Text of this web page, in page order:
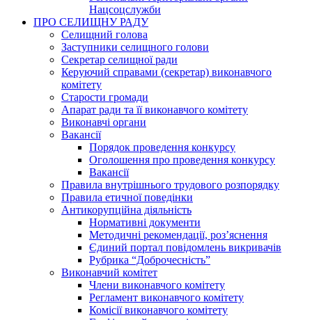
Нацсоцслужби
ПРО СЕЛИЩНУ РАДУ
Селищний голова
Заступники селищного голови
Секретар селищної ради
Керуючий справами (секретар) виконавчого
комітету
Старости громади
Апарат ради та її виконавчого комітету
Виконавчі органи
Вакансії
Порядок проведення конкурсу
Оголошення про проведення конкурсу
Вакансії
Правила внутрішнього трудового розпорядку
Правила етичної поведінки
Антикорупційна діяльність
Нормативні документи
Методичні рекомендації, роз’яснення
Єдиний портал повідомлень викривачів
Рубрика “Доброчесність”
Виконавчий комітет
Члени виконавчого комітету
Регламент виконавчого комітету
Комісії виконавчого комітету